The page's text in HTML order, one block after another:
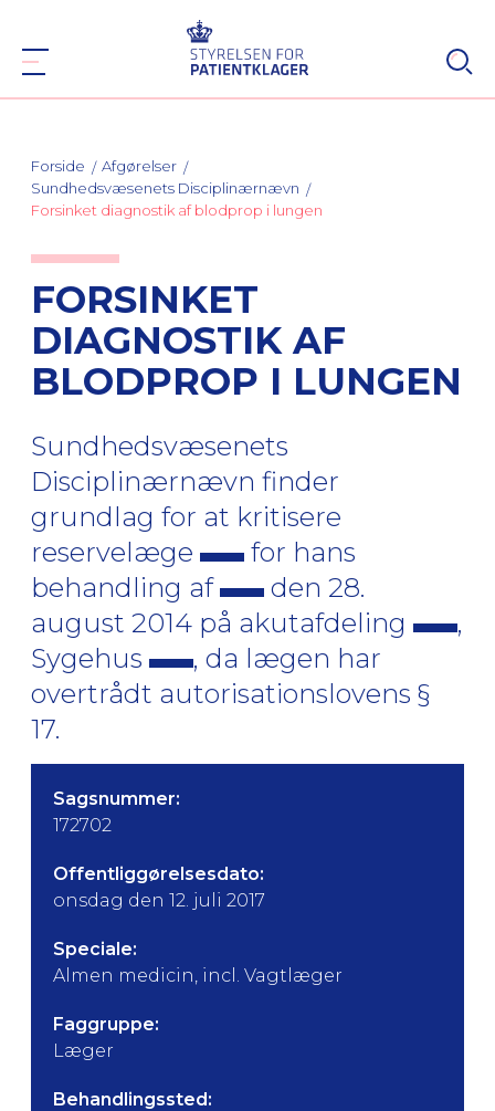
Forside
Afgørelser
Sundhedsvæsenets Disciplinærnævn
Forsinket diagnostik af blodprop i lungen
FORSINKET
DIAGNOSTIK AF
BLODPROP I LUNGEN
Sundhedsvæsenets
Disciplinærnævn finder
grundlag for at kritisere
reservelæge
for hans
behandling af
den 28.
august 2014 på akutafdeling
,
Sygehus
, da lægen har
overtrådt autorisationslovens §
17.
Sagsnummer:
172702
Offentliggørelsesdato:
onsdag den 12. juli 2017
Speciale:
Almen medicin, incl. Vagtlæger
Faggruppe:
Læger
Behandlingssted: